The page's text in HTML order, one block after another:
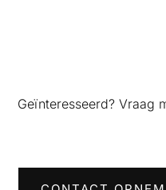
Geïnteresseerd? Vraag